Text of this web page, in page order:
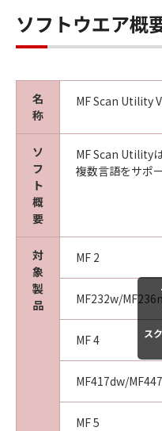
社、それらの販売代
損害の可能性につい
ンの子会社、キヤノ
売代理店または販売
ウェア」、または「
起因または関連して
じたいかなる紛争に
ないものとします。
８．契約期間
(1) 本契約書は、お
記のボタンをクリッ
フトウェア」をイン
し、下記(2)または
効に存続します。
(2) お客様は、「本
複製物のすべてを
り、本契約書を終了
(3) お客様が本契約
した場合、本契約書
ソフトウエア概
名
称
MF Scan Utility
ソ
フ
ト
概
要
MF Scan Utility
複数言語をサポ
対
象
製
品
MF 2
MF232w/
MF 4
MF417dw/
MF 5
ス